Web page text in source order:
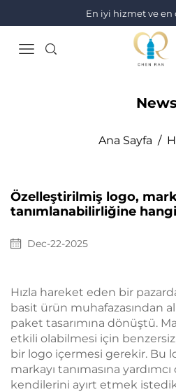
En iyi hizmet ve en
Ana Sayfa /
Özelleştirilmiş logo,
tanımlanabilirliğine
Dec-22-2025
Hızla hareket eden bir
basit ürün muhafazasından
paket tasarımına dönüştü.
etkili olabilmesi için
bir logo içermesi gerekir. Bu
markayı tanımasına
kendilerini ayırt etmek